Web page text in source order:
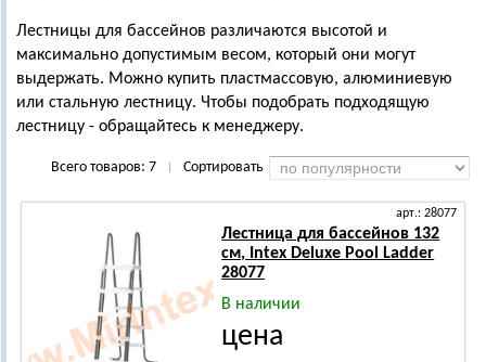
Лестницы для бассейнов различаются высотой и
максимально допустимым весом, который они могут
выдержать. Можно купить пластмассовую, алюминиевую
или стальную лестницу. Чтобы подобрать подходящую
лестницу - обращайтесь к менеджеру.
Всего товаров: 7 Сортировать
арт.: 28077
Лестница для бассейнов 132
см, Intex Deluxe Pool Ladder
28077
В наличии
цена